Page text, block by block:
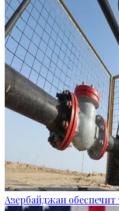
Азербайджан